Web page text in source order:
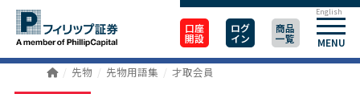
口座
開設
ログ
イン
商品
一覧 MENU
English
先物 先物用語集 才取会員